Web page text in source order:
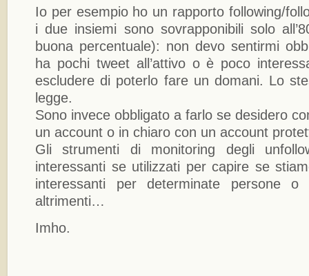
Io per esempio ho un rapporto following/
i due insiemi sono sovrapponibili solo
buona percentuale): non devo sentirmi
ha pochi tweet all’attivo o è poco
escludere di poterlo fare un domani. Lo
legge.
Sono invece obbligato a farlo se desidero
un account o in chiaro con un account
Gli strumenti di monitoring degli
interessanti se utilizzati per capire se
interessanti per determinate persone o
altrimenti…
Imho.